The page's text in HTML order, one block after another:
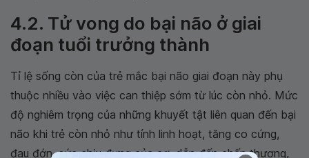
4.2. Tử vong do bại não ở giai
đoạn tuổi trưởng thành
Tỉ lệ sống còn của trẻ mắc bại não giai đoạn này phụ
thuộc nhiều vào việc can thiệp sớm từ lúc còn nhỏ. Mức
độ nghiêm trọng của những khuyết tật liên quan đến bại
não khi trẻ còn nhỏ như tính linh hoạt, tăng co cứng,
đau đớn, sức chịu đựng của cơ, dẫn đến chấn thương,